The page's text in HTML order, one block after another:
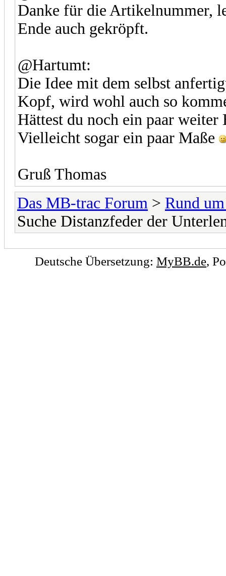
Danke für die Artikelnummer,
Ende auch gekröpft.
@Hartumt:
Die Idee mit dem selbst
Kopf, wird wohl auch so
Hättest du noch ein paar
Vielleicht sogar ein paar Maße
Gruß Thomas
Das MB-trac Forum > Rund
Suche Distanzfeder der
Deutsche Übersetzung: MyBB.de,